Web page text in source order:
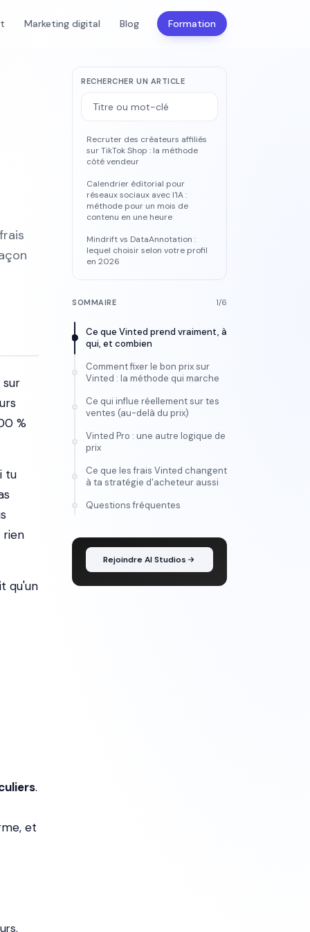
Marketing digital Blog Formation
sur
%
tu
rien
qu'un
.
et
RECHERCHER UN ARTICLE
Recruter des créateurs affiliés
sur TikTok Shop : la méthode
côté vendeur
Calendrier éditorial pour
réseaux sociaux avec l'IA :
méthode pour un mois de
contenu en une heure
Mindrift vs DataAnnotation :
lequel choisir selon votre profil
en 2026
SOMMAIRE 1/6
Ce que Vinted prend vraiment, à
qui, et combien
Comment fixer le bon prix sur
Vinted : la méthode qui marche
Ce qui influe réellement sur tes
ventes (au-delà du prix)
Vinted Pro : une autre logique de
prix
Ce que les frais Vinted changent
à ta stratégie d'acheteur aussi
Questions fréquentes
Rejoindre AI Studios